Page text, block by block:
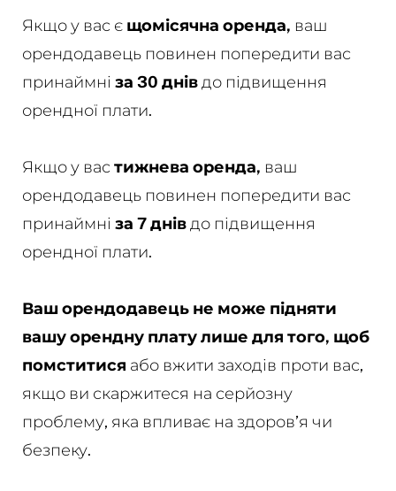
Якщо у вас є щомісячна оренда, ваш
орендодавець повинен попередити вас
принаймні за 30 днівдо підвищення
орендної плати.
Якщо у вас тижнева оренда, ваш
орендодавець повинен попередити вас
принаймні за 7 днівдо підвищення
орендної плати.
Ваш орендодавець не може підняти
вашу орендну плату лише для того, щоб
помститися або вжити заходів проти вас,
якщо ви скаржитеся на серйозну
проблему, яка впливає на здоров’я чи
безпеку.